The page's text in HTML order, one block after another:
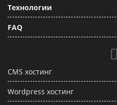
Технологии
FAQ
CMS хостинг
Wordpress хостинг